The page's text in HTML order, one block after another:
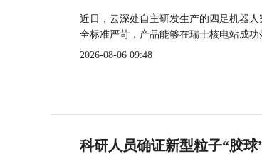
近日，云深处自主研发生产的四足机器
全标准严苛，产品能够在瑞士核电站成
2026-08-06 09:48
科研人员确证新型粒子“胶球